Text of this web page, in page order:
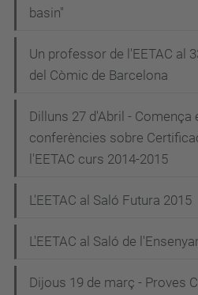
basin"
Un professor de l'EETAC al
del Còmic de Barcelona
Dilluns 27 d'Abril - Comença
conferències sobre
l'EETAC curs 2014-2015
L'EETAC al Saló Futura 2015
L'EETAC al Saló de
Dijous 19 de març - Proves